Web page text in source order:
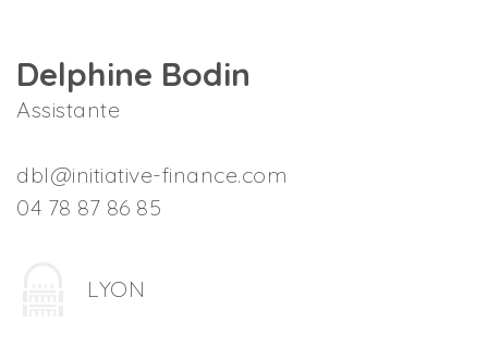
Delphine Bodin
Assistante
dbl@initiative-finance.com
04 78 87 86 85
LYON